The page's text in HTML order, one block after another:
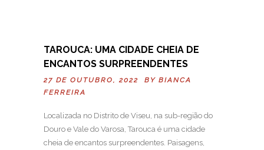
TAROUCA: UMA CIDADE CHEIA DE
ENCANTOS SURPREENDENTES
27 DE OUTUBRO, 2022 BY BIANCA
FERREIRA
Localizada no Distrito de Viseu, na sub-região do
Douro e Vale do Varosa, Tarouca é uma cidade
cheia de encantos surpreendentes. Paisagens,